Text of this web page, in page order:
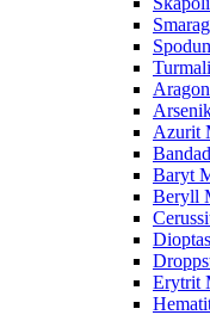
Azurit
Baryt
Beryll
Erytrit